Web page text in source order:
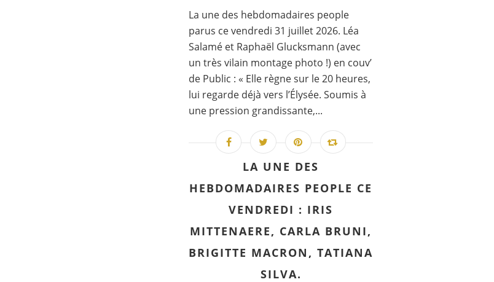
La une des hebdomadaires people
parus ce vendredi 31 juillet 2026. Léa
Salamé et Raphaël Glucksmann (avec
un très vilain montage photo !) en couv’
de Public : « Elle règne sur le 20 heures,
lui regarde déjà vers l’Élysée. Soumis à
une pression grandissante,...
LA UNE DES
HEBDOMADAIRES PEOPLE CE
VENDREDI : IRIS
MITTENAERE, CARLA BRUNI,
BRIGITTE MACRON, TATIANA
SILVA.